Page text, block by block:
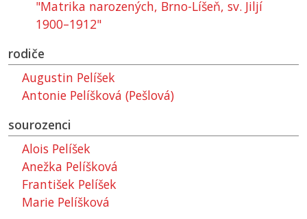
"Matrika narozených, Brno-Líšeň, sv. Jiljí
1900–1912"
rodiče
Augustin Pelíšek
Antonie Pelíšková (Pešlová)
sourozenci
Alois Pelíšek
Anežka Pelíšková
František Pelíšek
Marie Pelíšková